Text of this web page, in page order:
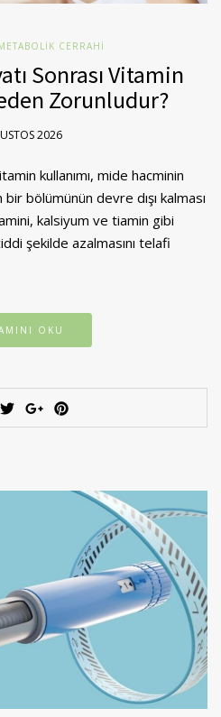
CERRAHI
Sonrası Vitamin
Zorunludur?
2026
kullanımı, mide hacminin
bölümünün devre dışı kalması
kalsiyum ve tiamin gibi
şekilde azalmasını telafi
OKU